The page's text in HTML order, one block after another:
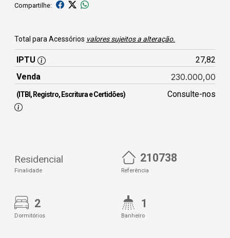
Compartilhe:
Total para Acessórios valores sujeitos a alteração.
IPTU
27,82
Venda
230.000,00
(ITBI, Registro, Escritura e Certidões) Consulte-nos
Residencial
Finalidade
210738
Referência
2
Dormitórios
1
Banheiro